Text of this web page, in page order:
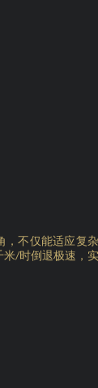
，不仅能适应复杂
米/时倒退极速，